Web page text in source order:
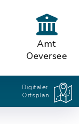
Amt
Oeversee
Digitaler
Ortsplan